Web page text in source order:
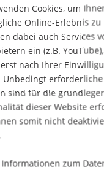
Hannover
Uraufführung von
et Barbe-bleu" an
und die
Stuttgart. Das
inszenierte sie für
Festspiele. Weitere
waren "In
TOD" in Berlin. Am
Cookies, um
Online-Erlebnis zu
dabei auch Services
ein (z.B.
erst nach Ihrer
Unbedingt erforderliche
sind für die
dieser Website
somit nicht
zum